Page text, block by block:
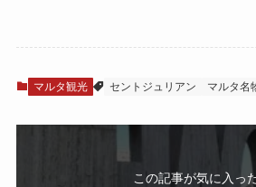
マルタ観光 セントジュリアン マルタ名
この記事が気に入っ